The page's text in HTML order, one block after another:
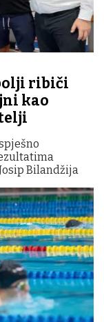
ribiči
kao
Bilandžija